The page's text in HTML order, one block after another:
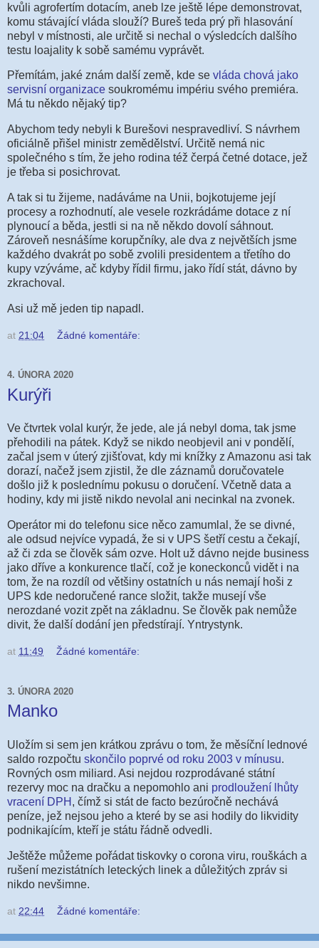
kvůli agrofertím dotacím, aneb lze ještě lépe demonstrovat,
komu stávající vláda slouží? Bureš teda prý při hlasování
nebyl v místnosti, ale určitě si nechal o výsledcích dalšího
testu loajality k sobě samému vyprávět.
Přemítám, jaké znám další země, kde se vláda chová jako
servisní organizace soukromému impériu svého premiéra.
Má tu někdo nějaký tip?
Abychom tedy nebyli k Burešovi nespravedliví. S návrhem
oficiálně přišel ministr zemědělství. Určitě nemá nic
společného s tím, že jeho rodina též čerpá četné dotace, jež
je třeba si posichrovat.
A tak si tu žijeme, nadáváme na Unii, bojkotujeme její
procesy a rozhodnutí, ale vesele rozkrádáme dotace z ní
plynoucí a běda, jestli si na ně někdo dovolí sáhnout.
Zároveň nesnášíme korupčníky, ale dva z největších jsme
každého dvakrát po sobě zvolili presidentem a třetího do
kupy vzýváme, ač kdyby řídil firmu, jako řídí stát, dávno by
zkrachoval.
Asi už mě jeden tip napadl.
at 21:04 Žádné komentáře:
4. ÚNORA 2020
Kurýři
Ve čtvrtek volal kurýr, že jede, ale já nebyl doma, tak jsme
přehodili na pátek. Když se nikdo neobjevil ani v pondělí,
začal jsem v úterý zjišťovat, kdy mi knížky z Amazonu asi tak
dorazí, načež jsem zjistil, že dle záznamů doručovatele
došlo již k poslednímu pokusu o doručení. Včetně data a
hodiny, kdy mi jistě nikdo nevolal ani necinkal na zvonek.
Operátor mi do telefonu sice něco zamumlal, že se divné,
ale odsud nejvíce vypadá, že si v UPS šetří cestu a čekají,
až či zda se člověk sám ozve. Holt už dávno nejde business
jako dříve a konkurence tlačí, což je koneckonců vidět i na
tom, že na rozdíl od většiny ostatních u nás nemají hoši z
UPS kde nedoručené rance složit, takže musejí vše
nerozdané vozit zpět na základnu. Se člověk pak nemůže
divit, že další dodání jen předstírají. Yntrystynk.
at 11:49 Žádné komentáře:
3. ÚNORA 2020
Manko
Uložím si sem jen krátkou zprávu o tom, že měsíční lednové
saldo rozpočtu skončilo poprvé od roku 2003 v mínusu.
Rovných osm miliard. Asi nejdou rozprodávané státní
rezervy moc na dračku a nepomohlo ani prodloužení lhůty
vracení DPH , čímž si stát de facto bezúročně nechává
peníze, jež nejsou jeho a které by se asi hodily do likvidity
podnikajícím, kteří je státu řádně odvedli.
Ještěže můžeme pořádat tiskovky o corona viru, rouškách a
rušení mezistátních leteckých linek a důležitých zpráv si
nikdo nevšimne.
at 22:44 Žádné komentáře: